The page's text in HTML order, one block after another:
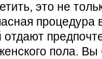
это не
процедура
отдают
пола. Вы